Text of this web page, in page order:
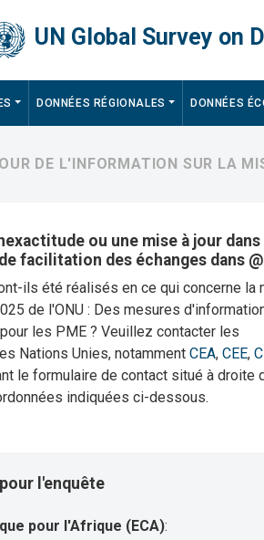
UN Global Survey on
DONNÉES RÉGIONALES DONNÉES
DE L'INFORMATION SUR LA
ou une mise à jour dans
facilitation des échanges dans
ils été réalisés en ce qui concerne la
de l'ONU : Des mesures
les PME ? Veuillez contacter les
Nations Unies, notamment CEA, CEE,
le formulaire de contact situé à droite
indiquées ci-dessous.
l'enquête
pour l'Afrique (ECA):